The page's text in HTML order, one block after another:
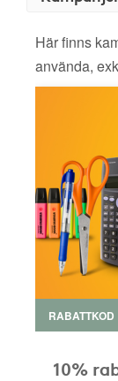
Här finns
använda,
RABATTKOD
10%